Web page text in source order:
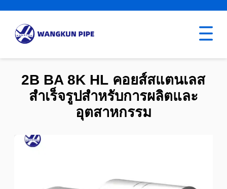
2B BA 8K HL คอยส์สแตนเลส
สำเร็จรูปสำหรับการผลิตและ
อุตสาหกรรม